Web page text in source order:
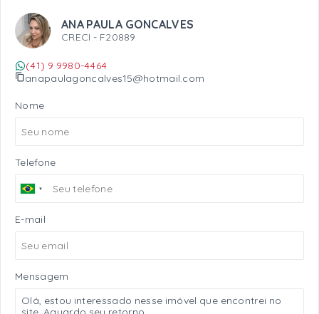
ANA PAULA GONCALVES
CRECI - F20889
(41) 9 9980-4464
anapaulagoncalves15@hotmail.com
Nome
Telefone
E-mail
Mensagem